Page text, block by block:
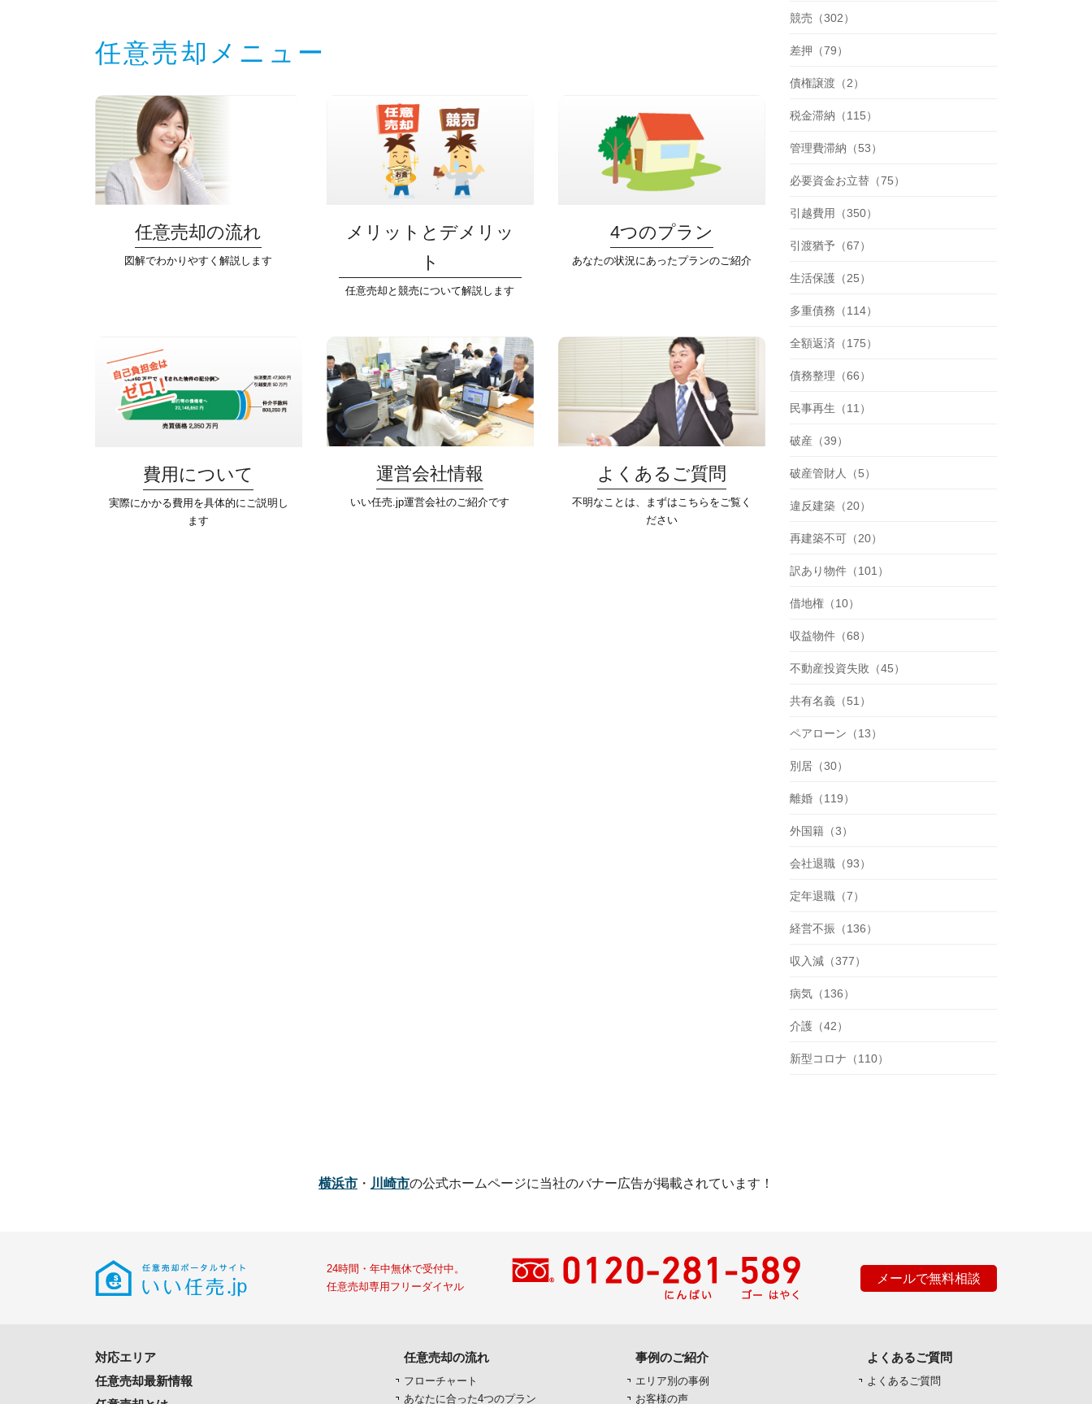
任意売却メニュー
任意売却の流れ
図解でわかりやすく解説します
メリットとデメリッ
ト
任意売却と競売について解説します
4つのプラン
あなたの状況にあったプランのご紹介
費用について
実際にかかる費用を具体的にご説明し
ます
運営会社情報
いい任売.jp運営会社のご紹介です
よくあるご質問
不明なことは、まずはこちらをご覧く
ださい
競売（302）
差押（79）
債権譲渡（2）
税金滞納（115）
管理費滞納（53）
必要資金お立替（75）
引越費用（350）
引渡猶予（67）
生活保護（25）
多重債務（114）
全額返済（175）
債務整理（66）
民事再生（11）
破産（39）
破産管財人（5）
違反建築（20）
再建築不可（20）
訳あり物件（101）
借地権（10）
収益物件（68）
不動産投資失敗（45）
共有名義（51）
ペアローン（13）
別居（30）
離婚（119）
外国籍（3）
会社退職（93）
定年退職（7）
経営不振（136）
収入減（377）
病気（136）
介護（42）
新型コロナ（110）
横浜市 ・ 川崎市の公式ホームページに当社のバナー広告が掲載されています！
24時間・年中無休で受付中。
任意売却専用フリーダイヤル
メールで無料相談
対応エリア
任意売却最新情報
任意売却の流れ
フローチャート
あなたに合った4つのプラン
事例のご紹介
エリア別の事例
お客様の声
よくあるご質問
よくあるご質問